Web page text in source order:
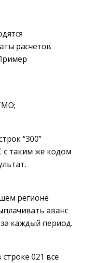
расчетов
“300”
с таким же кодом
регионе
аванс
каждый период.
021 все